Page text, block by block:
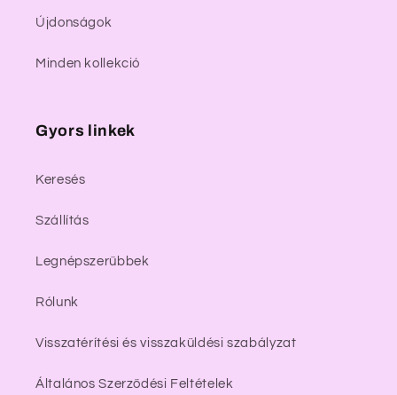
Újdonságok
Minden kollekció
Gyors linkek
Keresés
Szállítás
Legnépszerűbbek
Rólunk
Visszatérítési és visszaküldési szabályzat
Általános Szerződési Feltételek